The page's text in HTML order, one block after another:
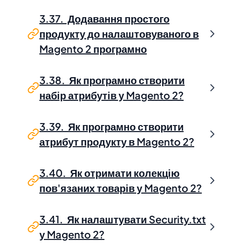
3.37. Додавання простого
продукту до налаштовуваного в
Magento 2 програмно
3.38. Як програмно створити
набір атрибутів у Magento 2?
3.39. Як програмно створити
атрибут продукту в Magento 2?
3.40. Як отримати колекцію
пов'язаних товарів у Magento 2?
3.41. Як налаштувати Security.txt
у Magento 2?